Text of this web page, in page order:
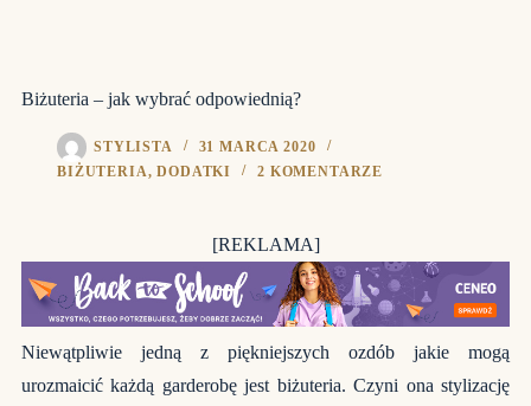
Biżuteria – jak wybrać odpowiednią?
STYLISTA
31 MARCA 2020
BIŻUTERIA,DODATKI 2 KOMENTARZE
[REKLAMA]
Niewątpliwie jedną z piękniejszych ozdób jakie mogą
urozmaicić każdą garderobę jest biżuteria. Czyni ona stylizację